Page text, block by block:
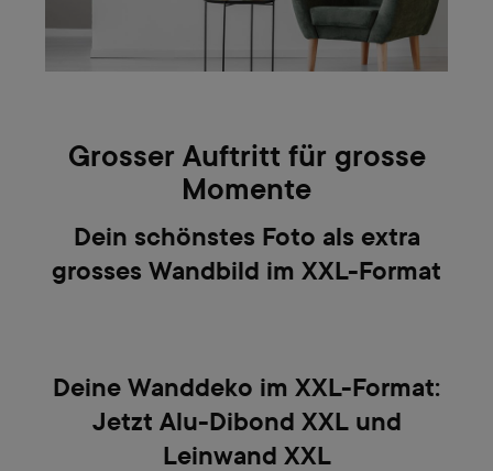
Grosser Auftritt für grosse
Momente
Dein schönstes Foto als extra
grosses Wandbild im XXL-Format
Deine Wanddeko im XXL-Format:
Jetzt Alu-Dibond XXL und
Leinwand XXL